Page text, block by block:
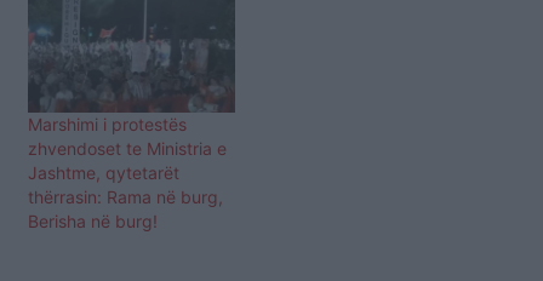
Marshimi i protestës
zhvendoset te Ministria e
Jashtme, qytetarët
thërrasin: Rama në burg,
Berisha në burg!